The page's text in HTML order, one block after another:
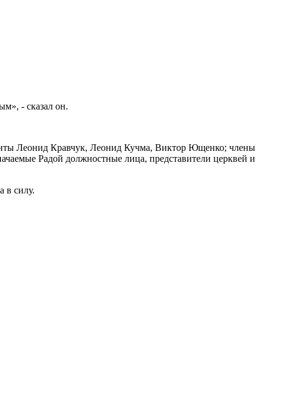
- сказал он.
Леонид Кравчук, Леонид Кучма, Виктор Ющенко; члены
Радой должностные лица, представители церквей и
в силу.